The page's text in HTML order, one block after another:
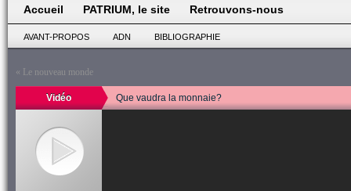
Accueil PATRIUM, le site Retrouvons-nous
AVANT-PROPOS ADN BIBLIOGRAPHIE
« Le nouveau monde
Vidéo Que vaudra la monnaie?